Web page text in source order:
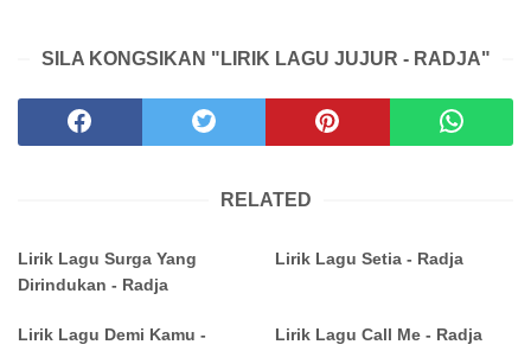
SILA KONGSIKAN "LIRIK LAGU JUJUR - RADJA"
RELATED
Lirik Lagu Surga Yang
Dirindukan - Radja
Lirik Lagu Setia - Radja
Lirik Lagu Demi Kamu -
Lirik Lagu Call Me - Radja